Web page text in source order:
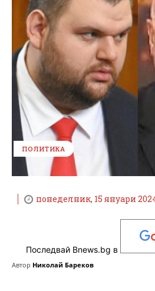
ПОЛИТИКА
понеделник, 15 януари
Последвай Bnews.bg в
Автор Николай Бареков